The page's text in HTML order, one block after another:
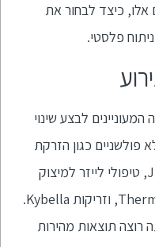
אלו, כיצד לבחור את
פלסטי.
לבצע שינוי
פולשניים כגון הזרקת
בוטוקס, חומרי מילוי כמו Juvederm, טיפולי לייזר למיצוק
העור כגון Ultherapy או Thermage CPT, וזריקות Kybella.
רוצה תוצאות מהירות